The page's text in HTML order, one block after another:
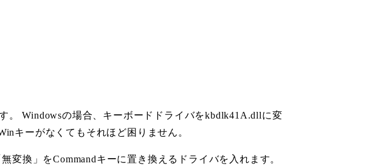
Windowsの場合、キーボードドライバをkbdlk41A.dllに変
キーがなくてもそれほど困りません。
変換」をCommandキーに置き換えるドライバを入れます。